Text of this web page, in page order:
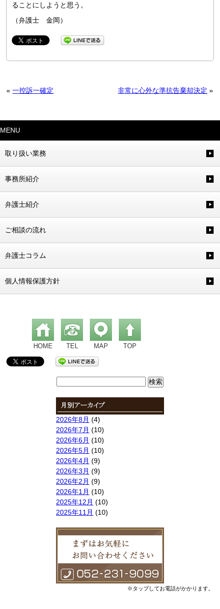
ることにしようと思う。
（弁護士 金岡）
«一控訴一確定 非常に心外な準抗告棄却決定 »
MENU
取り扱い業務
事務所紹介
弁護士紹介
ご相談の流れ
弁護士コラム
個人情報保護方針
HOME TEL MAP TOP
2026年8月 (4)
2026年7月 (10)
2026年6月 (10)
2026年5月 (10)
2026年4月 (9)
2026年3月 (9)
2026年2月 (9)
2026年1月 (10)
2025年12月 (10)
2025年11月 (10)
2025年8月(9)
2025年7月(10)
2025年6月(10)
2025年5月(10)
2025年4月(10)
※タップしてお電話がかかります。